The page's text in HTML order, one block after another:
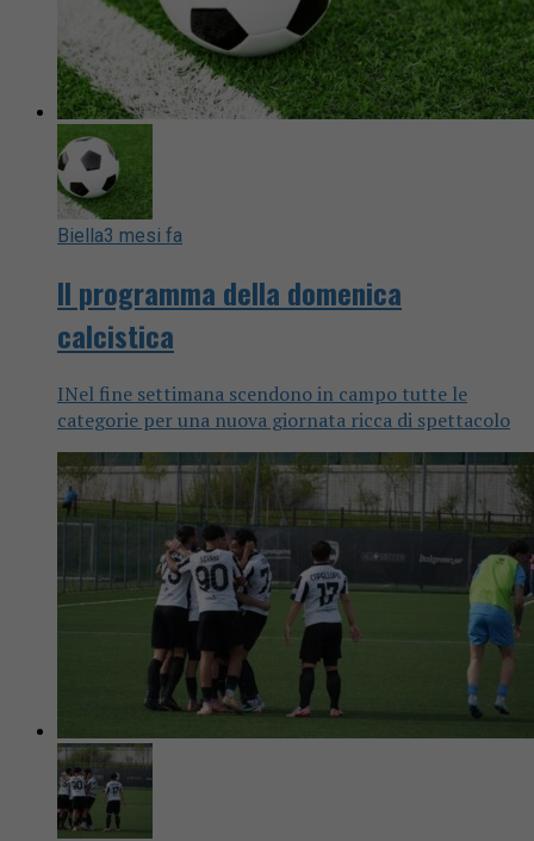
Biella3 mesi fa
Il programma della domenica
calcistica
INel fine settimana scendono in campo tutte le
categorie per una nuova giornata ricca di spettacolo